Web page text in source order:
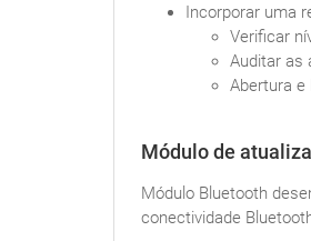
Incorporar uma
Verificar
Auditar as
Abertura e
Módulo de
Módulo Bluetooth
conectividade